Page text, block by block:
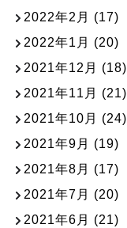
2022年2月 (17)
2022年1月 (20)
2021年12月 (18)
2021年11月 (21)
2021年10月 (24)
2021年9月 (19)
2021年8月 (17)
2021年7月 (20)
2021年6月 (21)